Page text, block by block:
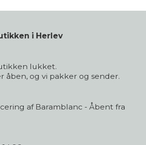
i Herlev
lukket.
åben, og vi pakker og sender.
af Baramblanc - Åbent fra